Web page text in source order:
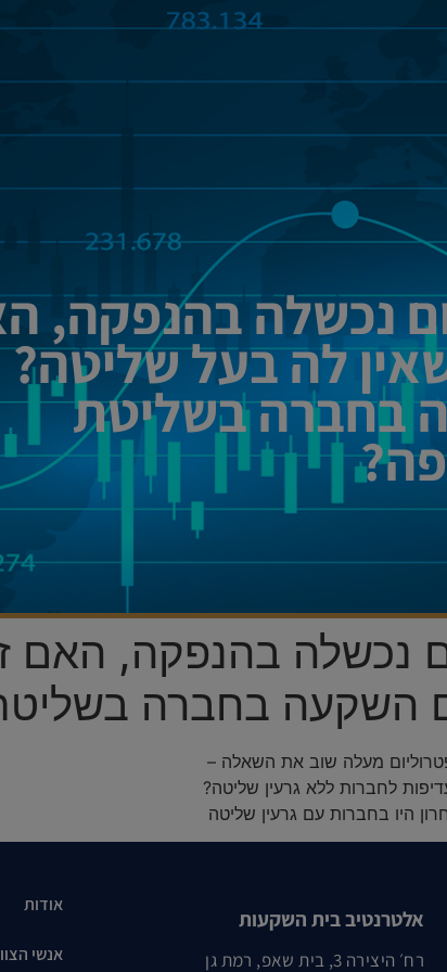
נכשלה בהנפקה,
לה בעל שליטה?
בחברה בשליטת
נכשלה בהנפקה, האם
השקעה בחברה
מעלה שוב את השאלה –
לחברות ללא גרעין שליטה?
היו בחברות עם גרעין שליטה
אלטרנטיב בית השקעות
רח׳ היצירה 3, בית שאפ, רמת גן
אודות
אנשי